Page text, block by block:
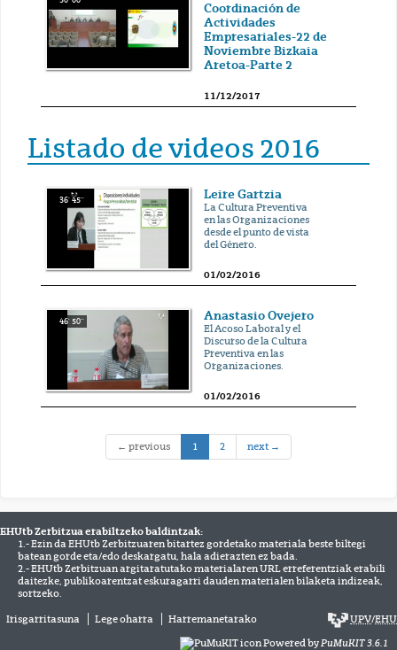
Coordinación de
Actividades
Empresariales-22 de
Noviembre Bizkaia
Aretoa-Parte 2
11/12/2017
Listado de videos 2016
36' 45'' Leire Gartzia
La Cultura Preventiva
en las Organizaciones
desde el punto de vista
del Género.
01/02/2016
46' 50'' Anastasio Ovejero
El Acoso Laboral y el
Discurso de la Cultura
Preventiva en las
Organizaciones.
01/02/2016
← previous 1 (current)
2 next →
EHUtb Zerbitzua erabiltzeko baldintzak:
1.- Ezin da EHUtb Zerbitzuaren bitartez gordetako materiala beste biltegi
batean gorde eta/edo deskargatu, hala adierazten ez bada.
2.- EHUtb Zerbitzuan argitaratutako materialaren URL erreferentziak erabili
daitezke, publikoarentzat eskuragarri dauden materialen bilaketa indizeak,
sortzeko.
Irisgarritasuna Lege oharra Harremanetarako UPV/EHU
Powered byPuMuKIT 3.6.1